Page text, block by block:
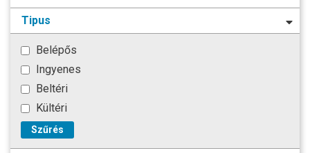
Tipus
Belépős
Ingyenes
Beltéri
Kültéri
Szűrés